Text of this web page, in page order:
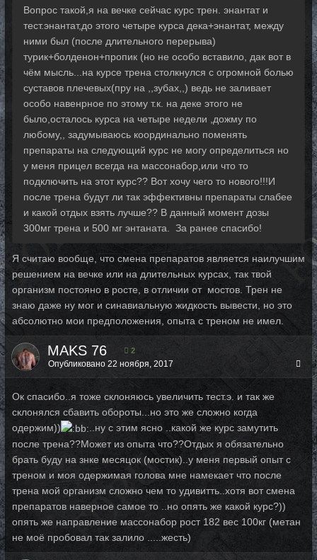
Вопрос такой,я на вечке сейчас курс трен. энантат и
тест.энантат,до этого четыре курса дека+энантат, между
ними был (после длительного перерыва)
турик+болденон+пропик (но не особо вставило, дак вот в
чём мысль...на курсе трена столкнулся с огромной болью
суставов плечевых(пру на ,,зубах,,) ведь не заливает
особо навенрное по этому т.к. на деке этого не
было,осталось курса на четыре недели ,дожму по
любому,, задумываюсь координально поменять
препараты на следующий курс не могу определиться но
у меня прицел всегда на массонабор,или что то
подключить на этот курс?? Вот хочу чего то нового!!!И
после трена будут ли так эффективны препараты слабее
и какой отдых взять лучше?? В данный момент дозы
300мг трена и 500 мг энтаната. За ранее спасибо!
Я считаю вообще, что смена препаратов является наилучшим
решением на вечке или на длительных курсах, так твой
организм постояно в росте, в отличии от мостов. Трен не
знаю даже ну мог и синавиальную жидкость вывести, но это
абсолютно мои предположения, опыта с треном не имел.
MAKS 76 2
Опубликовано 22 ноября, 2017
Ок спасибо..я тоже склоняюсь увеличить тест.э. и так же
склонялся сбавить обороты...но это же сложно когда
одержим))
..ну с этим ясно ..какой же курс замутить
после трена??Может из опыта что??Отдых я обязательно
брать буду на знке месяцок (мостик)..у меня первый опыт с
треном и моя одержимая голова мне намекает что после
трена мой организм сложно чем то удивитть..хотя вот смена
препаратов наверное самое то ..но опять же какой курс?))
опять же направление массонабор рост 182 вес 100кг (метан
не моё пробовал так залило .....жесть)